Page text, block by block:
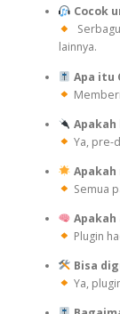
Cocok
lainnya.
Apa itu
Ya, pre-
Semua
Plugin
Bisa
Ya,